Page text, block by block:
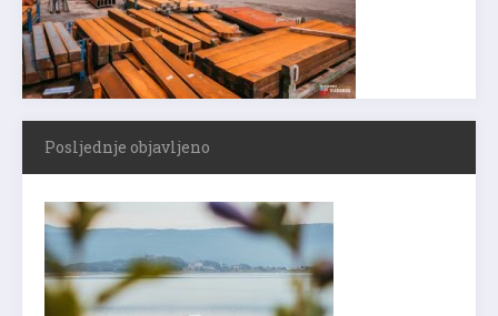
Posljednje objavljeno